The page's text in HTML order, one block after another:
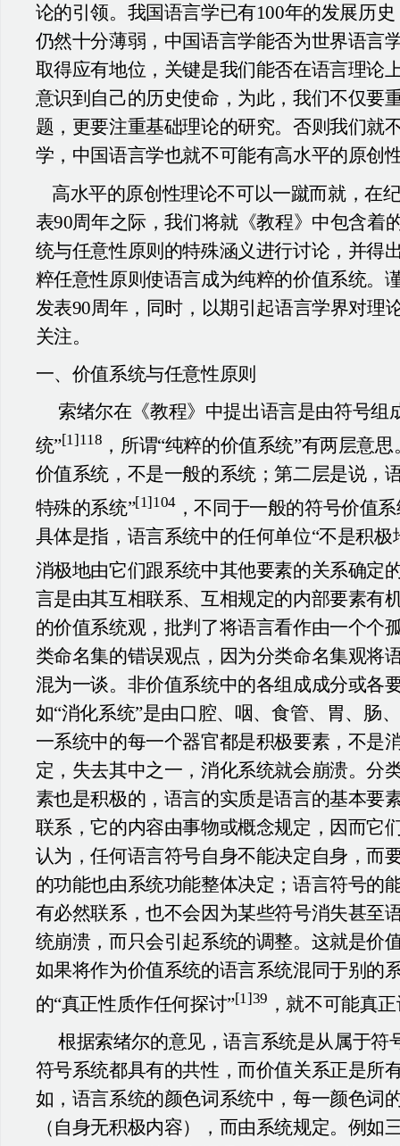
论的引领。我国语言学已有100年的发展历
仍然十分薄弱，中国语言学能否为世界语言
取得应有地位，关键是我们能否在语言理论
意识到自己的历史使命，为此，我们不仅要
题，更要注重基础理论的研究。否则我们就
学，中国语言学也就不可能有高水平的原创
高水平的原创性理论不可以一蹴而就，在
表90周年之际，我们将就《教程》中包含着
统与任意性原则的特殊涵义进行讨论，并得
粹任意性原则使语言成为纯粹的价值系统。
发表90周年，同时，以期引起语言学界对理
关注。
一、价值系统与任意性原则
索绪尔在《教程》中提出语言是由符号组
统”[1]118 ，所谓“纯粹的价值系统”有两层意
价值系统，不是一般的系统；第二层是说，
特殊的系统”[1]104，不同于一般的符号价值
具体是指，语言系统中的任何单位“不是积
消极地由它们跟系统中其他要素的关系确定
言是由其互相联系、互相规定的内部要素有
的价值系统观，批判了将语言看作由一个个
类命名集的错误观点，因为分类命名集观将
混为一谈。非价值系统中的各组成成分或各
如“消化系统”是由口腔、咽、食管、胃、肠
一系统中的每一个器官都是积极要素，不是
定，失去其中之一，消化系统就会崩溃。分
素也是积极的，语言的实质是语言的基本要
联系，它的内容由事物或概念规定，因而它
认为，任何语言符号自身不能决定自身，而
的功能也由系统功能整体决定；语言符号的
有必然联系，也不会因为某些符号消失甚至
统崩溃，而只会引起系统的调整。这就是价
如果将作为价值系统的语言系统混同于别的
的“真正性质作任何探讨”[1]39 ，就不可能真
根据索绪尔的意见，语言系统是从属于符
符号系统都具有的共性，而价值关系正是所
如，语言系统的颜色词系统中，每一颜色词
（自身无积极内容），而由系统规定。例如